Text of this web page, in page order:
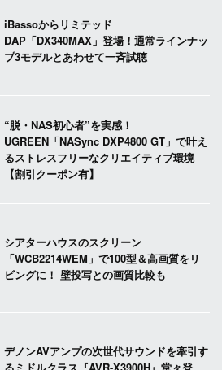
iBassoからリミテッド
DAP「DX340MAX」登場！通常ラインナッ
プ3モデルとあわせて一斉試聴
“脱・NAS初心者”を実感！
UGREEN「NASync DXP4800 GT」で叶え
るストレスフリーなクリエイティブ環境
【割引クーポン有】
シアターハウスのスクリーン
「WCB2214WEM」で100型＆高画質をリ
ビングに！ 壁投写との画質比較も
デノンAVアンプの次世代サウンドを牽引す